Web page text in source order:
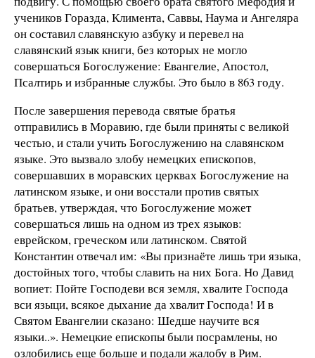
учеников Горазда, Климента, Саввы, Наума и Ангеляра
он составил славянскую азбуку и перевел на
славянский язык книги, без которых не могло
совершаться Богослужение: Евангелие, Апостол,
Псалтирь и избранные службы. Это было в 863 году.
После завершения перевода святые братья
отправились в Моравию, где были приняты с великой
честью, и стали учить Богослужению на славянском
языке. Это вызвало злобу немецких епископов,
совершавших в моравских церквах Богослужение на
латинском языке, и они восстали против святых
братьев, утверждая, что Богослужение может
совершаться лишь на одном из трех языков:
еврейском, греческом или латинском. Святой
Константин отвечал им: «Вы признаёте лишь три языка,
достойных того, чтобы славить на них Бога. Но Давид
вопиет: Пойте Господеви вся земля, хвалите Господа
вси языци, всякое дыхание да хвалит Господа! И в
Святом Евангелии сказано: Шедше научите вся
языки..». Немецкие епископы были посрамлены, но
озлобились еще больше и подали жалобу в Рим.